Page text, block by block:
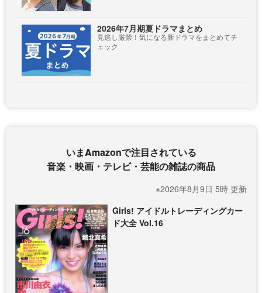
2026年7月期夏ドラマまとめ
見逃し厳禁！気になる新ドラマをまとめてチ
ェック
いまAmazonで注目されている
音楽・映画・テレビ・芸能の雑誌の商品
※2026年8月9日 5時 更新
Girls! アイドルトレーディングカー
ド大全 Vol.16